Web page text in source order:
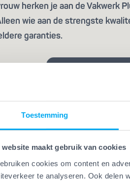
Toestemming
website maakt gebruik van cookies
cookies om content en
te analyseren. Ook delen
herken je aan de Vakwerk
wie aan de strengste
garanties.